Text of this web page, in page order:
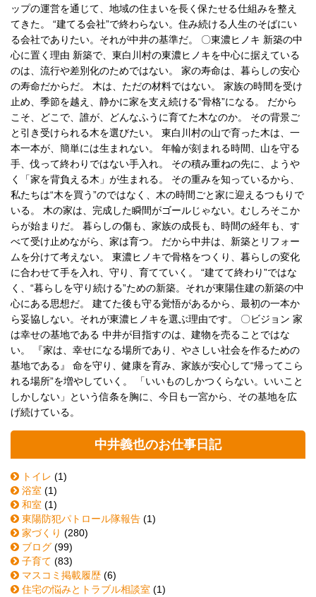
ップの運営を通じて、地域の住まいを長く保たせる仕組みを整え
てきた。 “建てる会社”で終わらない。住み続ける人生のそばにい
る会社でありたい。それが中井の基準だ。 〇東濃ヒノキ 新築の中
心に置く理由 新築で、東白川村の東濃ヒノキを中心に据えている
のは、流行や差別化のためではない。 家の寿命は、暮らしの安心
の寿命だからだ。 木は、ただの材料ではない。 家族の時間を受け
止め、季節を越え、静かに家を支え続ける“骨格”になる。 だから
こそ、どこで、誰が、どんなふうに育てた木なのか。 その背景ご
と引き受けられる木を選びたい。 東白川村の山で育った木は、一
本一本が、簡単には生まれない。 年輪が刻まれる時間、山を守る
手、伐って終わりではない手入れ。 その積み重ねの先に、ようや
く「家を背負える木」が生まれる。 その重みを知っているから、
私たちは“木を買う”のではなく、木の時間ごと家に迎えるつもりで
いる。 木の家は、完成した瞬間がゴールじゃない。むしろそこか
らが始まりだ。 暮らしの傷も、家族の成長も、時間の経年も、す
べて受け止めながら、家は育つ。 だから中井は、新築とリフォー
ムを分けて考えない。 東濃ヒノキで骨格をつくり、暮らしの変化
に合わせて手を入れ、守り、育てていく。 “建てて終わり”ではな
く、“暮らしを守り続ける”ための新築。それが東陽住建の新築の中
心にある思想だ。 建てた後も守る覚悟があるから、最初の一本か
ら妥協しない。それが東濃ヒノキを選ぶ理由です。 〇ビジョン 家
は幸せの基地である 中井が目指すのは、建物を売ることではな
い。 『家は、幸せになる場所であり、やさしい社会を作るための
基地である』 命を守り、健康を育み、家族が安心して“帰ってこら
れる場所”を増やしていく。 「いいものしかつくらない。いいこと
しかしない」という信条を胸に、今日も一宮から、その基地を広
げ続けている。
中井義也のお仕事日記
トイレ (1)
浴室 (1)
和室 (1)
東陽防犯パトロール隊報告 (1)
家づくり (280)
ブログ (99)
子育て (83)
マスコミ掲載履歴 (6)
住宅の悩みとトラブル相談室 (1)